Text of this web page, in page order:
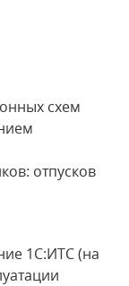
схем
отпусков
1С:ИТС (на